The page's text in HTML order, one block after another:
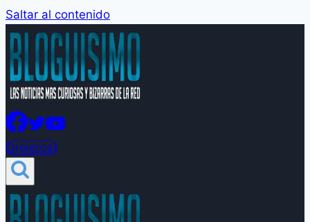
Saltar al contenido
Groleros!